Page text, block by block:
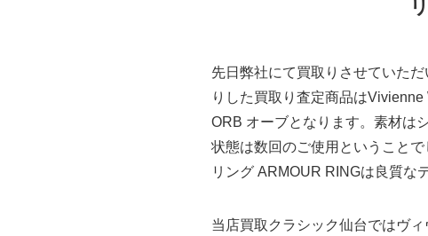
先日弊社にて買取りさせていた
りした買取り査定商品は
ORB オーブとなります。素材は
状態は数回のご使用ということ
リング ARMOUR RINGは良質な
当店買取クラシック仙台ではヴ